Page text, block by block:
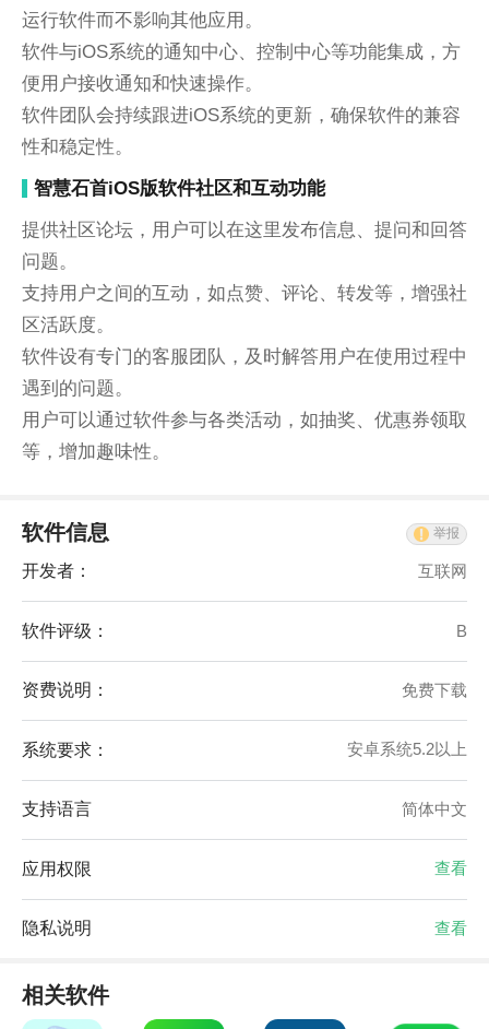
运行软件而不影响其他应用。
软件与iOS系统的通知中心、控制中心等功能集成，方
便用户接收通知和快速操作。
软件团队会持续跟进iOS系统的更新，确保软件的兼容
性和稳定性。
智慧石首iOS版软件社区和互动功能
提供社区论坛，用户可以在这里发布信息、提问和回答
问题。
支持用户之间的互动，如点赞、评论、转发等，增强社
区活跃度。
软件设有专门的客服团队，及时解答用户在使用过程中
遇到的问题。
用户可以通过软件参与各类活动，如抽奖、优惠券领取
等，增加趣味性。
软件信息 举报
开发者： 互联网
软件评级： B
资费说明： 免费下载
系统要求： 安卓系统5.2以上
支持语言 简体中文
应用权限 查看
隐私说明 查看
相关软件